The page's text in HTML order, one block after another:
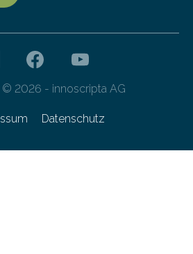
2026 - innoscripta AG
Datenschutz